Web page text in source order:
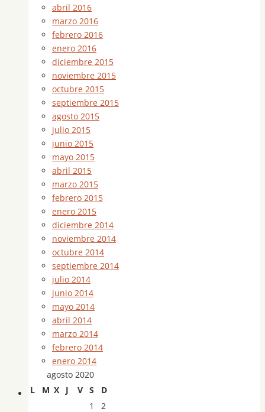
abril 2016
marzo 2016
febrero 2016
enero 2016
diciembre 2015
noviembre 2015
octubre 2015
septiembre 2015
agosto 2015
julio 2015
junio 2015
mayo 2015
abril 2015
marzo 2015
febrero 2015
enero 2015
diciembre 2014
noviembre 2014
octubre 2014
septiembre 2014
julio 2014
junio 2014
mayo 2014
abril 2014
marzo 2014
febrero 2014
enero 2014
agosto 2020
L
M X J V S D
1
2